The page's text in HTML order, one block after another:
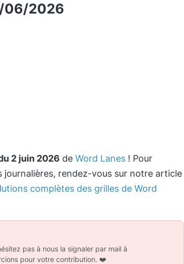
06/2026
2 juin 2026 de Word Lanes ! Pour
rendez-vous sur notre article
complètes des grilles de Word
pas à nous la signaler par mail à
pour votre contribution. ❤️